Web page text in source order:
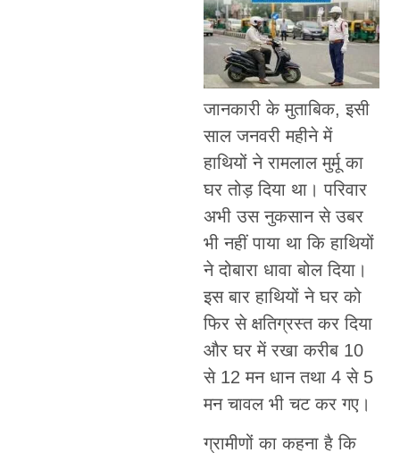
जानकारी के मुताबिक, इसी
साल जनवरी महीने में
हाथियों ने रामलाल मुर्मू का
घर तोड़ दिया था। परिवार
अभी उस नुकसान से उबर
भी नहीं पाया था कि हाथियों
ने दोबारा धावा बोल दिया।
इस बार हाथियों ने घर को
फिर से क्षतिग्रस्त कर दिया
और घर में रखा करीब 10
से 12 मन धान तथा 4 से 5
मन चावल भी चट कर गए।
ग्रामीणों का कहना है कि